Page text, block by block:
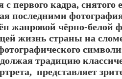
с первого кадра,
последними
жанровой чёрно-белой
жизнь страны на
традицию
представляет